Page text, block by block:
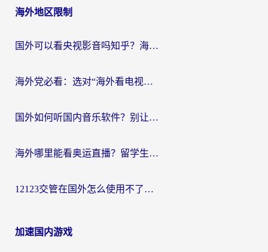
海外地区限制
国外可以看央视影音吗知乎？海外党亲测有效的回国加速方案
海外党必看：选对“海外看电视剧软件”，再也不用愁国内剧刷不了
国外如何听国内音乐软件？别让地域限制，断了你的中文歌单
海外哪里能看奥运直播？留学生&海外华人必看的体育赛事观赛终极指南
12123交管在国外怎么使用不了？海外华人必看的无缝访问国内资源指南
加速国内游戏